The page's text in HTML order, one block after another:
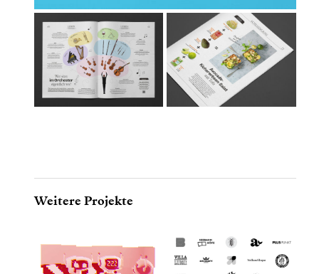
Weitere Projekte